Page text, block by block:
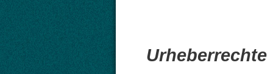
Urheberrechte